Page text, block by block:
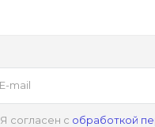
Я согласен с обработкой